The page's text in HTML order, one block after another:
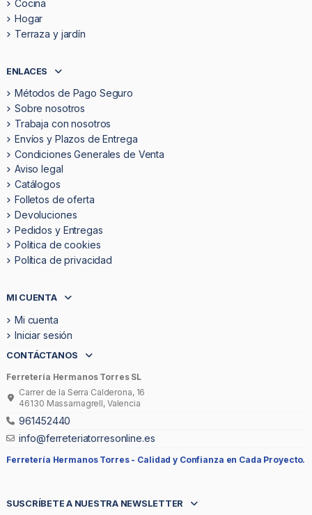
Cocina
Hogar
Terraza y jardín
ENLACES
Métodos de Pago Seguro
Sobre nosotros
Trabaja con nosotros
Envíos y Plazos de Entrega
Condiciones Generales de Venta
Aviso legal
Catálogos
Folletos de oferta
Devoluciones
Pedidos y Entregas
Politica de cookies
Política de privacidad
MI CUENTA
Mi cuenta
Iniciar sesión
CONTÁCTANOS
Ferretería Hermanos Torres SL
Carrer de la Serra Calderona, 16
46130 Massamagrell, Valencia
961452440
info@ferreteriatorresonline.es
Ferretería Hermanos Torres - Calidad y Confianza en Cada Proyecto.
SUSCRÍBETE A NUESTRA NEWSLETTER